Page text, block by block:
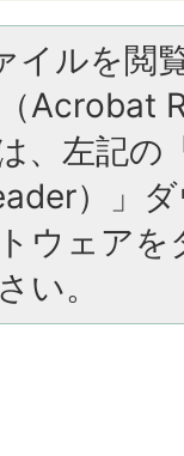
イルを閲
Acrobat
、左記の
）」
ウェア
い。